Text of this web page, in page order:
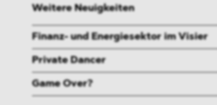
Weitere Neuigkeiten
Finanz- und Energiesektor im Visier
Private Dancer
Game Over?